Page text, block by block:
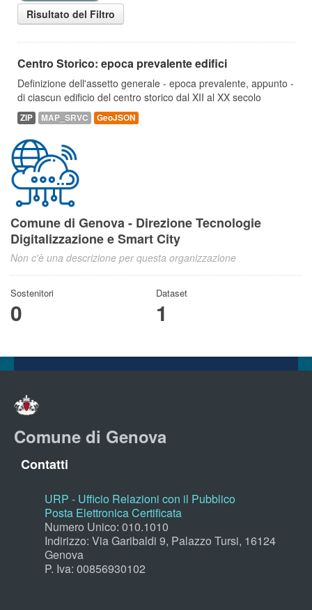
Risultato del Filtro
Centro Storico: epoca prevalente edifici
Definizione dell'assetto generale - epoca prevalente, appunto -
di ciascun edificio del centro storico dal XII al XX secolo
ZIP MAP_SRVC GeoJSON
Comune di Genova - Direzione Tecnologie
Digitalizzazione e Smart City
Non c'è una descrizione per questa organizzazione
Sostenitori
0
Dataset
1
Comune di Genova
Contatti
URP - Ufficio Relazioni con il Pubblico
Posta Elettronica Certificata
Numero Unico: 010.1010
Indirizzo: Via Garibaldi 9, Palazzo Tursi, 16124
Genova
P. Iva: 00856930102